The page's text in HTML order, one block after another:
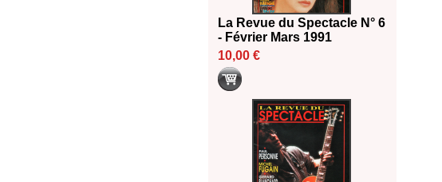
La Revue du Spectacle N° 6
- Février Mars 1991
10,00 €